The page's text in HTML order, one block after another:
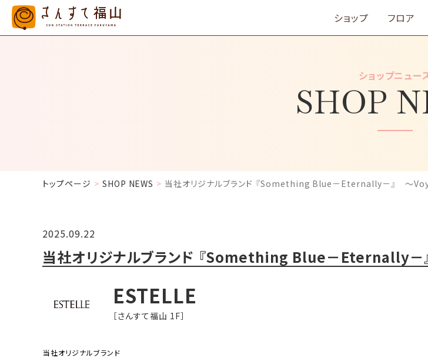
ショップ フロア
SHOP
ショップニュー
トップページ SHOP NEWS 当社オリジナルブランド 『Something Blue－Eternally－』 ～
2025.09.22
当社オリジナルブランド 『Something Blue－Eternally
ESTELLE
［さんすて福山 1F］
当社オリジナルブランド